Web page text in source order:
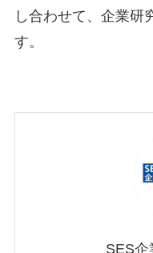
し合わせて、企業研
す。
SES企